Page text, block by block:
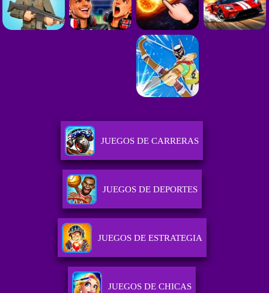
JUEGOS DE CARRERAS
JUEGOS DE DEPORTES
JUEGOS DE ESTRATEGIA
JUEGOS DE CHICAS